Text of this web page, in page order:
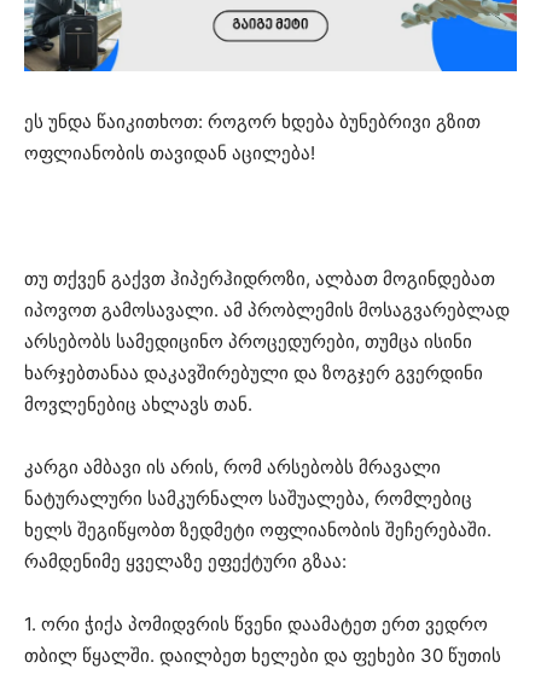
ეს უნდა წაიკითხოთ: როგორ ხდება ბუნებრივი გზით
ოფლიანობის თავიდან აცილება!
თუ თქვენ გაქვთ ჰიპერჰიდროზი, ალბათ მოგინდებათ
იპოვოთ გამოსავალი. ამ პრობლემის მოსაგვარებლად
არსებობს სამედიცინო პროცედურები, თუმცა ისინი
ხარჯებთანაა დაკავშირებული და ზოგჯერ გვერდინი
მოვლენებიც ახლავს თან.
კარგი ამბავი ის არის, რომ არსებობს მრავალი
ნატურალური სამკურნალო საშუალება, რომლებიც
ხელს შეგიწყობთ ზედმეტი ოფლიანობის შეჩერებაში.
რამდენიმე ყველაზე ეფექტური გზაა:
1. ორი ჭიქა პომიდვრის წვენი დაამატეთ ერთ ვედრო
თბილ წყალში. დაილბეთ ხელები და ფეხები 30 წუთის